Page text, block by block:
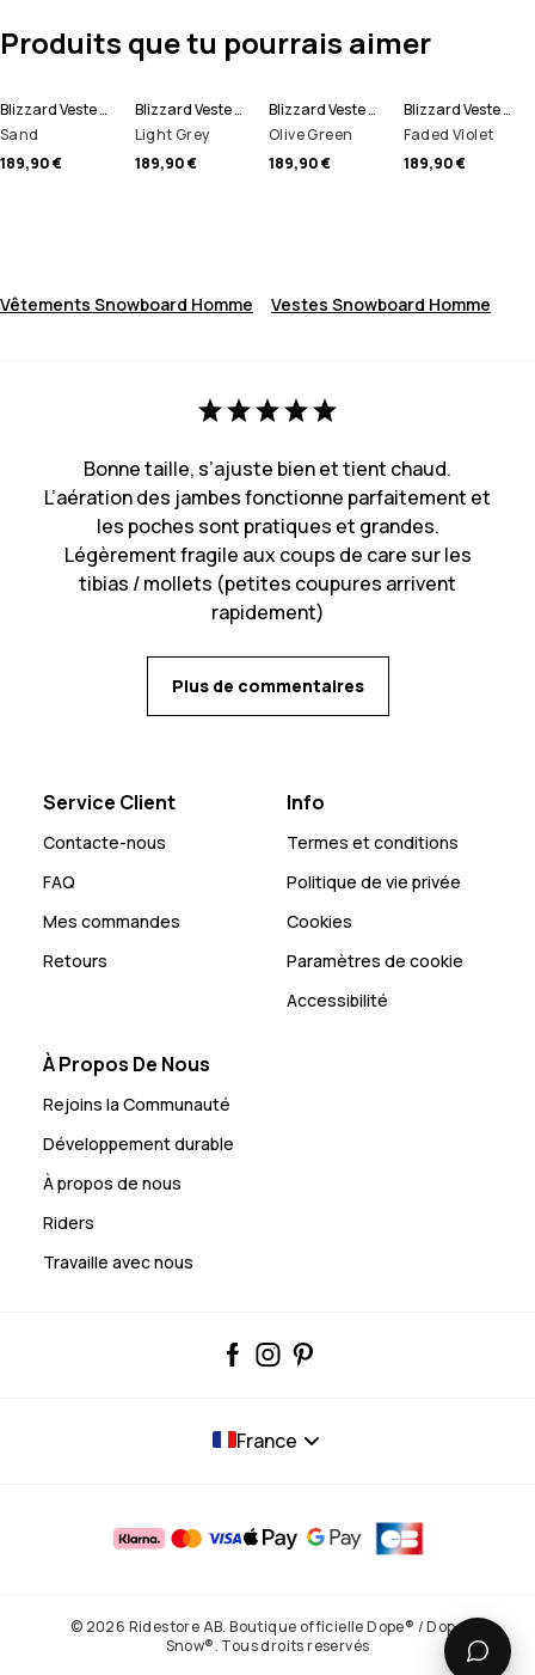
Produits que tu pourrais aimer
Blizzard Veste Snowboard Homme
Sand
189,90 €
Blizzard Veste Snowboard Homme
Light Grey
189,90 €
Blizzard Veste Snowboard Homme
Olive Green
189,90 €
Blizzard Veste Snowboard Homme
Faded Violet
189,90 €
Vêtements Snowboard Homme Vestes Snowboard Homme
Bonne taille, s’ajuste bien et tient chaud.
L’aération des jambes fonctionne parfaitement et
les poches sont pratiques et grandes.
Légèrement fragile aux coups de care sur les
tibias / mollets (petites coupures arrivent
rapidement)
Plus de commentaires
Service Client
Contacte-nous
FAQ
Mes commandes
Retours
Info
Termes et conditions
Politique de vie privée
Cookies
Paramètres de cookie
Accessibilité
À Propos De Nous
Rejoins la Communauté
Développement durable
À propos de nous
Riders
Travaille avec nous
France
© 2026 Ridestore AB. Boutique officielle Dope® / Dope
Snow®. Tous droits reservés